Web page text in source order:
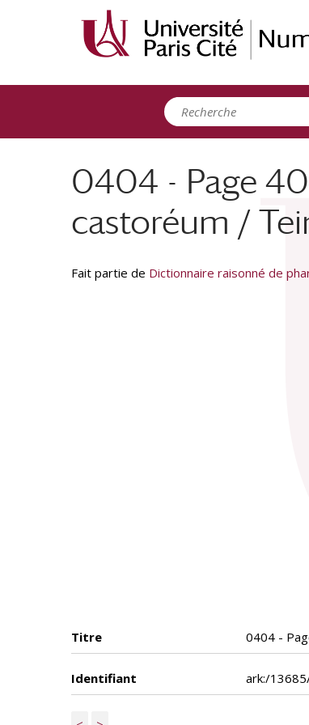
0404 - Page
castoréum /
Fait partie de Dictionnaire raisonné de
Titre 0404 -
Identifiant ark:/
Panneau de gestion des cookies